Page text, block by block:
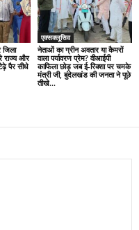
जिला
राज्य और
पैर सीधे
एक्सक्लूसिव
नेताओं का ग्रीन अवतार या कैमरों
वाला पर्यावरण प्रेम? वीआईपी
काफिला छोड़ जब ई-रिक्शा पर चमके
मंत्री जी, बुंदेलखंड की जनता ने पूछे
तीखे...